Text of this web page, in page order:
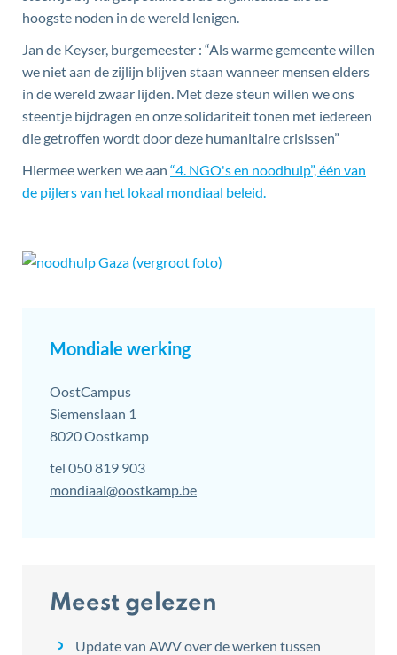
hoogste noden in de wereld lenigen.
Jan de Keyser, burgemeester : “Als warme gemeente willen
we niet aan de zijlijn blijven staan wanneer mensen elders
in de wereld zwaar lijden. Met deze steun willen we ons
steentje bijdragen en onze solidariteit tonen met iedereen
die getroffen wordt door deze humanitaire crisissen”
Hiermee werken we aan “4. NGO's en noodhulp”, één van
de pijlers van het lokaal mondiaal beleid.
Contact
Mondiale werking
Adres
OostCampus
Siemenslaan 1
,8020Oostkamp
tel 050 819 903
E-
mondiaal@oostkamp.be
Meest gelezen
Update van AWV over de werken tussen